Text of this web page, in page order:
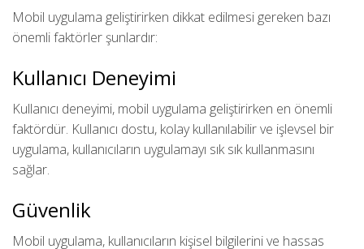
Mobil uygulama geliştirirken dikkat edilmesi gereken bazı
önemli faktörler şunlardır:
Kullanıcı Deneyimi
Kullanıcı deneyimi, mobil uygulama geliştirirken en önemli
faktördür. Kullanıcı dostu, kolay kullanılabilir ve işlevsel bir
uygulama, kullanıcıların uygulamayı sık sık kullanmasını
sağlar.
Güvenlik
Mobil uygulama, kullanıcıların kişisel bilgilerini ve hassas